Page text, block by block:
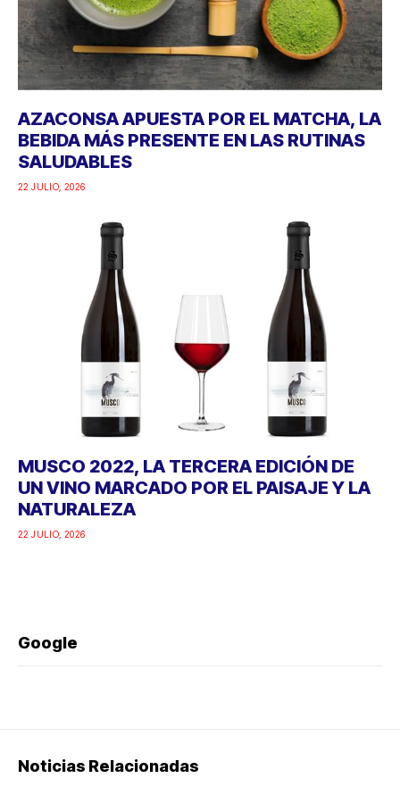
AZACONSA APUESTA POR EL MATCHA, LA
BEBIDA MÁS PRESENTE EN LAS RUTINAS
SALUDABLES
22 JULIO, 2026
MUSCO 2022, LA TERCERA EDICIÓN DE
UN VINO MARCADO POR EL PAISAJE Y LA
NATURALEZA
22 JULIO, 2026
Google
Noticias Relacionadas